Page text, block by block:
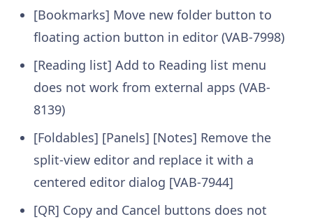
[Bookmarks] Move new folder button to
floating action button in editor (VAB-7998)
[Reading list] Add to Reading list menu
does not work from external apps (VAB-
8139)
[Foldables] [Panels] [Notes] Remove the
split-view editor and replace it with a
centered editor dialog [VAB-7944]
[QR] Copy and Cancel buttons does not